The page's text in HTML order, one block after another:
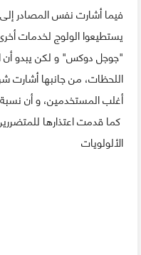
فيما أشارت نفس المصادر
يستطيعوا الولوج لخدمات
"جوجل دوكس" و لكن يبدو أن
اللحظات، من جانبها
كما قدمت اعتذارها
الألولويات